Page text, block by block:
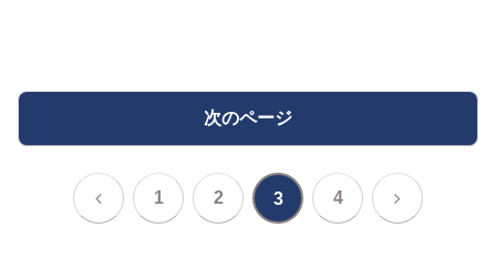
次のページ
前 1 2 3 4 次